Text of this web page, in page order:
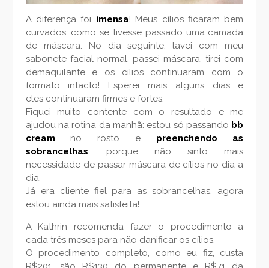
A diferença foi imensa! Meus cílios ficaram bem
curvados, como se tivesse passado uma camada
de máscara. No dia seguinte, lavei com meu
sabonete facial normal, passei máscara, tirei com
demaquilante e os cílios continuaram com o
formato intacto! Esperei mais alguns dias e
eles continuaram firmes e fortes.
Fiquei muito contente com o resultado e me
ajudou na rotina da manhã: estou só passando bb
cream no rosto e preenchendo as
sobrancelhas, porque não sinto mais
necessidade de passar máscara de cílios no dia a
dia.
Já era cliente fiel para as sobrancelhas, agora
estou ainda mais satisfeita!
A Kathrin recomenda fazer o procedimento a
cada três meses para não danificar os cílios.
O procedimento completo, como eu fiz, custa